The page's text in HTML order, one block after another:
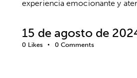
experiencia emocionante y
15 de agosto de
0 Likes 0 Comments